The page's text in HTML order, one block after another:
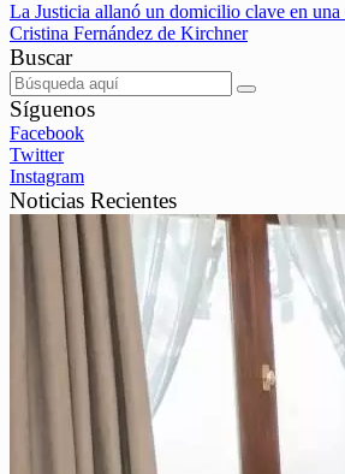
La Justicia allanó un domicilio clave en una
Cristina Fernández de Kirchner
Buscar
Síguenos
Facebook
Twitter
Instagram
Noticias Recientes